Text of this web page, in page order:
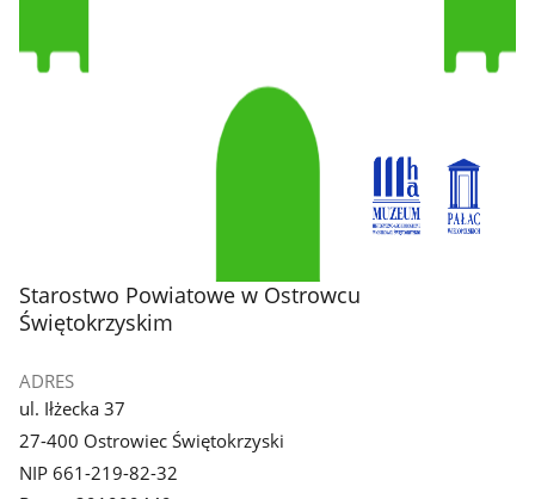
stopka
Starostwo Powiatowe w Ostrowcu
Świętokrzyskim
ADRES
ul. Iłżecka 37
27-400 Ostrowiec Świętokrzyski
NIP 661-219-82-32